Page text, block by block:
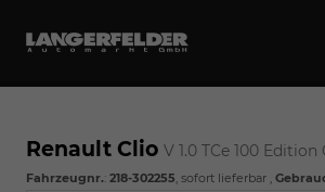
Renault Clio V 1.0 TCe 100 Edition
Fahrzeugnr.: 218-302255, sofort lieferbar ,